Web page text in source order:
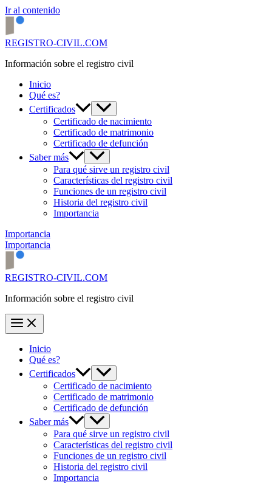
Ir al contenido
REGISTRO-CIVIL.COM
Información sobre el registro civil
Inicio
Qué es?
Certificados
Certificado de nacimiento
Certificado de matrimonio
Certificado de defunción
Saber más
Para qué sirve un registro civil
Características del registro civil
Funciones de un registro civil
Historia del registro civil
Importancia
Importancia
Importancia
REGISTRO-CIVIL.COM
Información sobre el registro civil
Inicio
Qué es?
Certificados
Certificado de nacimiento
Certificado de matrimonio
Certificado de defunción
Saber más
Para qué sirve un registro civil
Características del registro civil
Funciones de un registro civil
Historia del registro civil
Importancia